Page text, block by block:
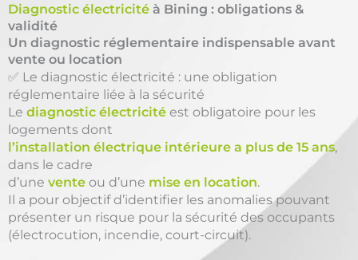
Diagnostic électricité à Bining : obligations &
validité
Un diagnostic réglementaire indispensable avant
vente ou location
✅ Le diagnostic électricité : une obligation
réglementaire liée à la sécurité
Le diagnostic électricité est obligatoire pour les
logements dont
l’installation électrique intérieure a plus de 15 ans,
dans le cadre
d’une vente ou d’une mise en location.
Il a pour objectif d’identifier les anomalies pouvant
présenter un risque pour la sécurité des occupants
(électrocution, incendie, court-circuit).